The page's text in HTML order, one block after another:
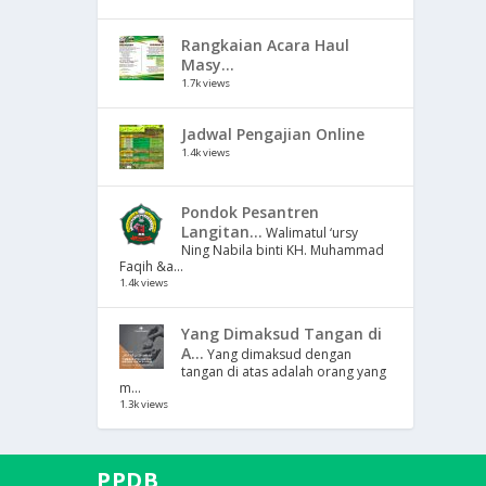
Rangkaian Acara Haul
Masy...
1.7k views
Jadwal Pengajian Online
1.4k views
Pondok Pesantren
Langitan... Walimatul ‘ursy
Ning Nabila binti KH. Muhammad
Faqih &a...
1.4k views
Yang Dimaksud Tangan di
A... Yang dimaksud dengan
tangan di atas adalah orang yang
m...
1.3k views
PPDB